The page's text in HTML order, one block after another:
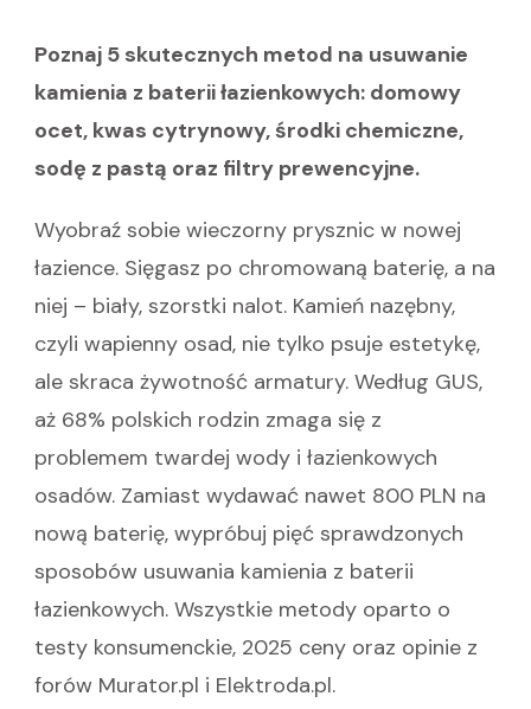
Poznaj 5 skutecznych metod na usuwanie
kamienia z baterii łazienkowych: domowy
ocet, kwas cytrynowy, środki chemiczne,
sodę z pastą oraz filtry prewencyjne.
Wyobraź sobie wieczorny prysznic w nowej
łazience. Sięgasz po chromowaną baterię, a na
niej – biały, szorstki nalot. Kamień nazębny,
czyli wapienny osad, nie tylko psuje estetykę,
ale skraca żywotność armatury. Według GUS,
aż 68% polskich rodzin zmaga się z
problemem twardej wody i łazienkowych
osadów. Zamiast wydawać nawet 800 PLN na
nową baterię, wypróbuj pięć sprawdzonych
sposobów usuwania kamienia z baterii
łazienkowych. Wszystkie metody oparto o
testy konsumenckie, 2025 ceny oraz opinie z
forów Murator.pl i Elektroda.pl.